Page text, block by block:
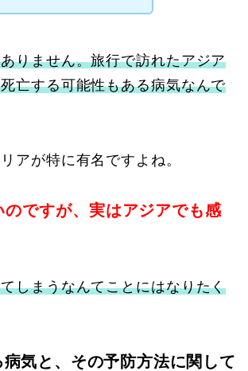
りません。旅行で訪れたアジア
亡する可能性もある病気なんで
アが特に有名ですよね。
ですが、実はアジアでも感
しまうなんてことにはなりたく
気と、その予防方法に関して